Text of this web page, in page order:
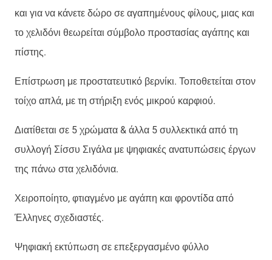
και για να κάνετε δώρο σε αγαπημένους φίλους, μιας και
το χελιδόνι θεωρείται σύμβολο προστασίας αγάπης και
πίστης.
Επίστρωση με προστατευτικό βερνίκι. Τοποθετείται στον
τοίχο απλά, με τη στήριξη ενός μικρού καρφιού.
Διατίθεται σε 5 χρώματα & άλλα 5 συλλεκτικά από τη
συλλογή Σίσσυ Σιγάλα με ψηφιακές ανατυπώσεις έργων
της πάνω στα χελιδόνια.
Χειροποίητο, φτιαγμένο με αγάπη και φροντίδα από
Έλληνες σχεδιαστές.
Ψηφιακή εκτύπωση σε επεξεργασμένο φύλλο